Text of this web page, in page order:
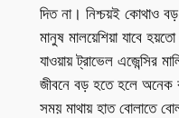
দিত না। নিশ্চয়ই কোথাও
মানুষ মালয়েশিয়া যাবে
যাওয়ায় ট্রাভেল এজেন্সির
জীবনে বড় হতে হলে অনেক
সময় মাথায় হাত বোলাতে